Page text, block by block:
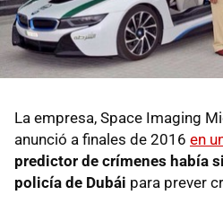
La empresa, Space Imaging
anunció a finales de 2016 en
predictor de crímenes había
policía de Dubái para prever